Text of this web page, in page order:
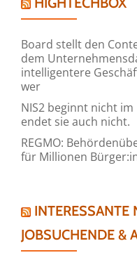
Board stellt den
dem
intelligentere
wer
NIS2 beginnt nicht
endet sie auch nicht.
REGMO:
für Millionen
INTERESSANTE
JOBSUCHENDE &